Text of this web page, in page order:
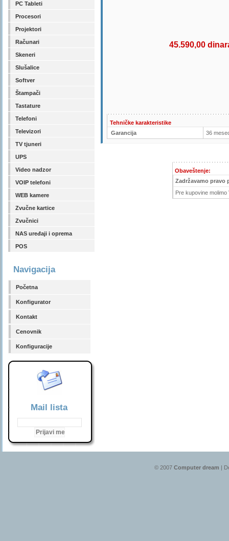
PC Tableti
Procesori
Projektori
Računari
Skeneri
Slušalice
Softver
Štampači
Tastature
Telefoni
Televizori
TV tjuneri
UPS
Video nadzor
VOIP telefoni
WEB kamere
Zvučne kartice
Zvučnici
NAS uređaji i oprema
POS
Navigacija
Početna
Konfigurator
Kontakt
Cenovnik
Konfiguracije
Mail lista
45.590,00
Tehničke karakteristike
Garancija
36
Obaveštenje:
Zadržavamo pravo
Pre kupovine
© 2007 Computer dream |